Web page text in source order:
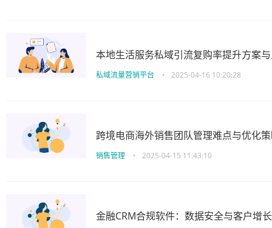
本地生活服务私域引流复购率提升方案
私域流量营销平台 • 2025-04-16 10:20:28
跨境电商海外销售团队管理难点与优化
销售管理 • 2025-04-15 11:43:10
金融CRM合规软件：数据安全与客户增